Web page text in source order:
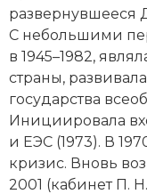
Итория
Латинская
Новая история
Новейшая
Нумизматика
развернувшееся
С небольшими
в 1945–1982,
страны,
государства
Инициировала
и ЕЭС (1973). В
кризис. Вновь
2001 (кабинет П.